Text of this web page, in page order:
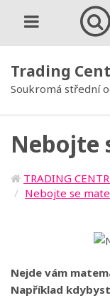
Trading
Soukromá střední
Nebojte
TRADING
Nebojte se
Nejde vám
Například